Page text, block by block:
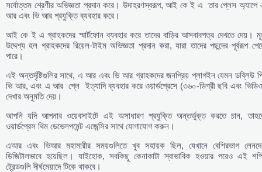
সর্বোত্তম শ্রেণীর অভিজ্ঞতা প্রদান করে। উদাহরণস্বরূপ, আই কে ই এ তার প্লেস অ্যাপে
আর এবং ভি আর প্রযুক্তি ব্যবহার করে।
আই কে ই এ গ্রাহকদের স্মার্টফোন ব্যবহার করে তাদের বাড়ির আসবাবপত্র দেখতে দেয়।
উদ্দেশ্য হল গ্রাহকদের রিয়েল-টাইম অভিজ্ঞতা প্রদান করা, যারা তাদের পছন্দের পূর্বরূপ
পারে।
এই অন্তর্দৃষ্টিগুলির সাথে, এ আর এবং ভি আর গ্রাহকদের জনপ্রিয় প্লাগইন যেমন ডব্লিউ
ভি আর, এবং এ আর প্লে ইত্যাদি ব্যবহার করে ওয়ার্ডপ্রেসে (৩৬০-ডিগ্রী ছবি এবং
দেখার অনুমতি দেয়।
আপনি যদি আপনার ওয়েবসাইটে এই অসাধারণ প্রযুক্তি অন্তর্ভুক্ত করতে চান,
ওয়ার্ডপ্রেস থিম ডেভেলপমেন্ট এজেন্সির সাথে যোগাযোগ করুন।
এআর এবং ভিআর মহামারীর সময়গুলিতে খুব সহায়ক ছিল, যেখানে বেশিরভাগ
ডিজিটালভাবে হয়েছিল। যাইহোক, সবকিছু কেনাকাটা স্বাভাবিক হওয়ার পরেও এই
ট্রেন্ডগুলি দীর্ঘমেয়াদে টিকে থাকবে।